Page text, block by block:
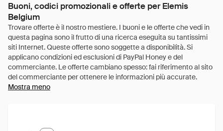
Buoni, codici promozionali e offerte per Elemis
Belgium
Mostra meno